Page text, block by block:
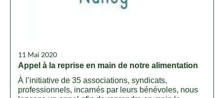
11 Mai 2020
Appel à la reprise en main de notre alimentation
À l’initiative de 35 associations, syndicats,
professionnels, incarnés par leurs bénévoles, nous